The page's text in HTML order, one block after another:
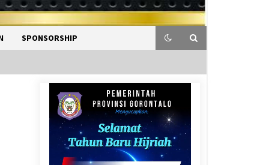
SPONSORSHIP